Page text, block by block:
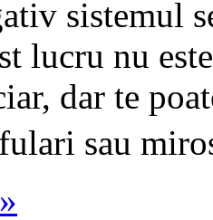
sistemul
lucru nu
dar te
sau